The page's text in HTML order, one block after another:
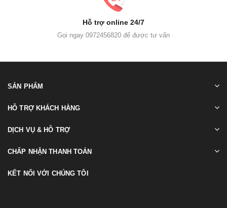
Hỗ trợ online 24/7
Gọi ngay 0972456820 để được tư vấn
SẢN PHẨM
HỖ TRỢ KHÁCH HÀNG
DỊCH VỤ & HỖ TRỢ
CHẤP NHẬN THANH TOÁN
KẾT NỐI VỚI CHÚNG TÔI